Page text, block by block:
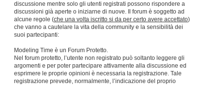
discussione mentre solo gli utenti registrati possono rispondere a
discussioni già aperte o iniziarne di nuove. Il forum è soggetto ad
alcune regole (che una volta iscritto si da per certo avere accettato)
che vanno a cautelare la vita della community e la sensibilità dei
suoi partecipanti:
Modeling Time è un Forum Protetto.
Nel forum protetto, l’utente non registrato può soltanto leggere gli
argomenti e per poter partecipare attivamente alla discussione ed
esprimere le proprie opinioni è necessaria la registrazione. Tale
registrazione prevede, normalmente, l’indicazione del proprio